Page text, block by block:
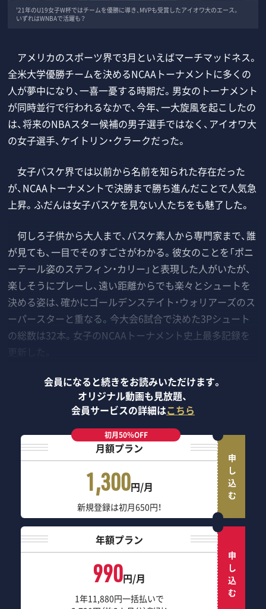
'21年のU19女子W杯ではチームを優勝に導き、MVPも受賞したアイオワ大のエース。
いずれはWNBAで活躍も？
アメリカのスポーツ界で3月といえばマーチマッドネス。
全米大学優勝チームを決めるNCAAトーナメントに多くの
人が夢中になり、一喜一憂する時期だ。男女のトーナメント
が同時並行で行われるなかで、今年、一大旋風を起こしたの
は、将来のNBAスター候補の男子選手ではなく、アイオワ大
の女子選手、ケイトリン・クラークだった。
女子バスケ界では以前から名前を知られた存在だった
が、NCAAトーナメントで決勝まで勝ち進んだことで人気急
上昇。ふだんは女子バスケを見ない人たちをも魅了した。
何しろ子供から大人まで、バスケ素人から専門家まで、誰
が見ても、一目でそのすごさがわかる。彼女のことを「ポニ
ーテール姿のステフィン・カリー」と表現した人がいたが、
楽しそうにプレーし、遠い距離からでも楽々とシュートを
決める姿は、確かにゴールデンステイト・ウォリアーズのス
ーパースターと重なる。今大会6試合で決めた3Pシュート
の総数は32本。女子のNCAAトーナメント史上最多記録を
会員になると続きをお読みいただけます。
オリジナル動画も見放題、
会員サービスの詳細はこちら
初月50％OFF
月額プラン
1,300円/月
新規登録は初月650円！
申し込む
年額プラン
990円/月
1年11,880円一括払いで
申し込む